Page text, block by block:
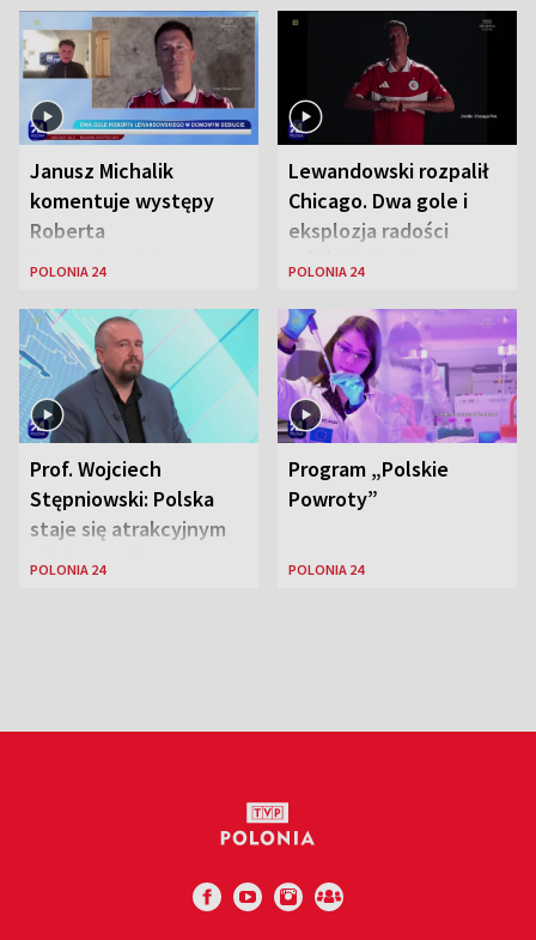
Janusz Michalik
komentuje występy
Roberta
Lewandowskiego w
Zjednoczonych
POLONIA 24
Lewandowski rozpalił
Chicago. Dwa gole i
eksplozja radości
wśród Polonii
POLONIA 24
Prof. Wojciech
Stępniowski: Polska
staje się atrakcyjnym
miejscem dla
POLONIA 24
Program „Polskie
Powroty”
POLONIA 24